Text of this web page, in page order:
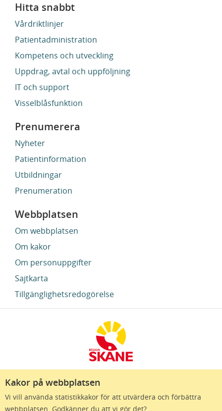
Kakor på webbplatsen
Vi vill använda statistikkakor för att utvärdera och förbättra
webbplatsen. Godkänner du att vi gör det?
Hitta snabbt
Vårdriktlinjer
Patientadministration
Kompetens och utveckling
Uppdrag, avtal och uppföljning
IT och support
Visselblåsfunktion
Prenumerera
Nyheter
Patientinformation
Utbildningar
Prenumeration
Webbplatsen
Om webbplatsen
Om kakor
Om personuppgifter
Sajtkarta
Tillgänglighetsredogörelse
Region Skåne finns till för att alla som bor i Skåne
ska må bra och känna framtidstro. Genom